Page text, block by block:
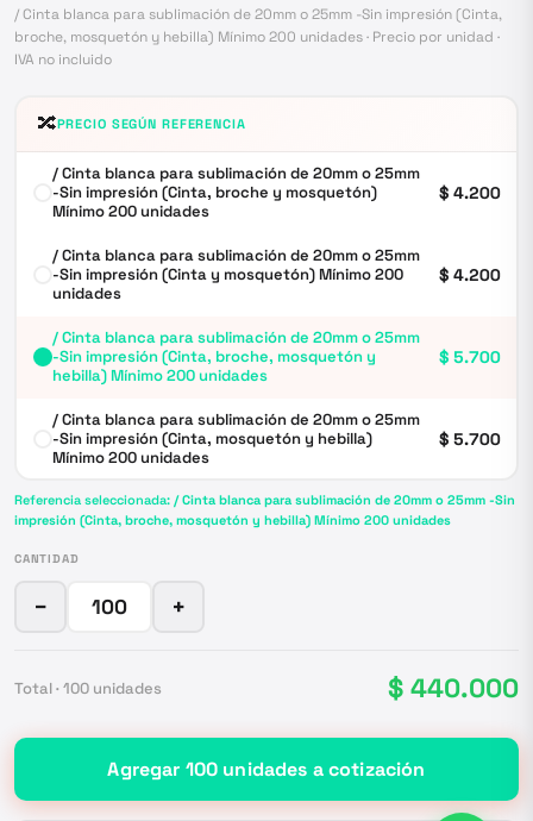
/ Cinta blanca para sublimación de 20mm o 25mm -Sin impresión (Cinta,
broche, mosquetón y hebilla) Mínimo 200 unidades · Precio por unidad ·
IVA no incluido
🔀PRECIO SEGÚN REFERENCIA
/ Cinta blanca para sublimación de 20mm o 25mm
-Sin impresión (Cinta, broche y mosquetón)
Mínimo 200 unidades
$ 4.200
/ Cinta blanca para sublimación de 20mm o 25mm
-Sin impresión (Cinta y mosquetón) Mínimo 200
unidades
$ 4.200
/ Cinta blanca para sublimación de 20mm o 25mm
-Sin impresión (Cinta, broche, mosquetón y
hebilla) Mínimo 200 unidades
$ 5.700
/ Cinta blanca para sublimación de 20mm o 25mm
-Sin impresión (Cinta, mosquetón y hebilla)
Mínimo 200 unidades
$ 5.700
Referencia seleccionada: / Cinta blanca para sublimación de 20mm o 25mm -Sin
impresión (Cinta, broche, mosquetón y hebilla) Mínimo 200 unidades
CANTIDAD
− +
Total · 100 unidades $ 440.000
Agregar 100 unidades a cotización